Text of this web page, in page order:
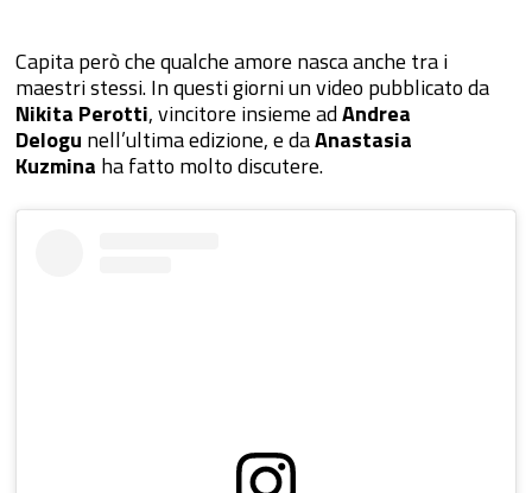
Capita però che qualche amore nasca anche tra i
maestri stessi. In questi giorni un video pubblicato da
Nikita Perotti, vincitore insieme adAndrea
Delogu nell’ultima edizione, e daAnastasia
Kuzmina ha fatto molto discutere.